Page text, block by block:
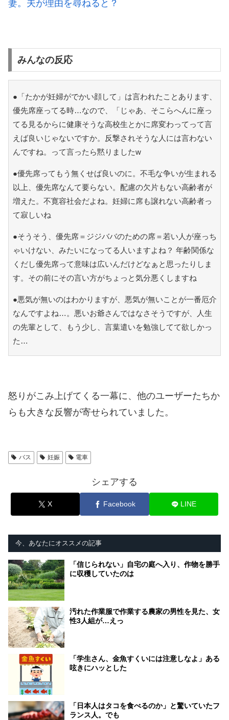
妻。夫が理由を尋ねると？
みんなの反応
●「たかが妊婦がでかい顔して」は言われたことあります、
優先席座ってる時…なので、「じゃあ、そこらへんに座っ
てる見るからに健康そうな高校生とかに席変わってって言
えば良いじゃないですか。反撃されそうな人には言わない
んですね。って言ったら黙りましたw
●優先席ってもう無くせば良いのに。不毛な争いが生まれる
以上、優先席なんて要らない。配慮の欠片もない高齢者が
増えた。不寛容社会だよね。妊婦に席も譲れない高齢者っ
て寂しいね
●そうそう、優先席＝ジジババのための席＝若い人が座っち
ゃいけない、みたいになってる人いますよね？ 年齢関係な
くだし優先席って意味は広いんだけどなぁと思ったりしま
す。その前にその言い方がちょっと気分悪くしますね
●悪気が無いのはわかりますが、悪気が無いことが一番厄介
なんですよね…。悪いお爺さんではなさそうですが、人生
の先輩として、もう少し、言葉遣いを勉強してて欲しかっ
た…
怒りがこみ上げてくる一幕に、他のユーザーたちか
らも大きな反響が寄せられていました。
バス 妊娠 電車
シェアする
X Facebook LINE
今、あなたにオススメの記事
「信じられない」自宅の庭へ入り、作物を勝手
に収穫していたのは
汚れた作業服で作業する農家の男性を見た、女
性3人組が…えっ
「学生さん、金魚すくいには注意しなよ」ある
呟きにハッとした
「日本人はタコを食べるのか」と驚いていたフ
ランス人。でも